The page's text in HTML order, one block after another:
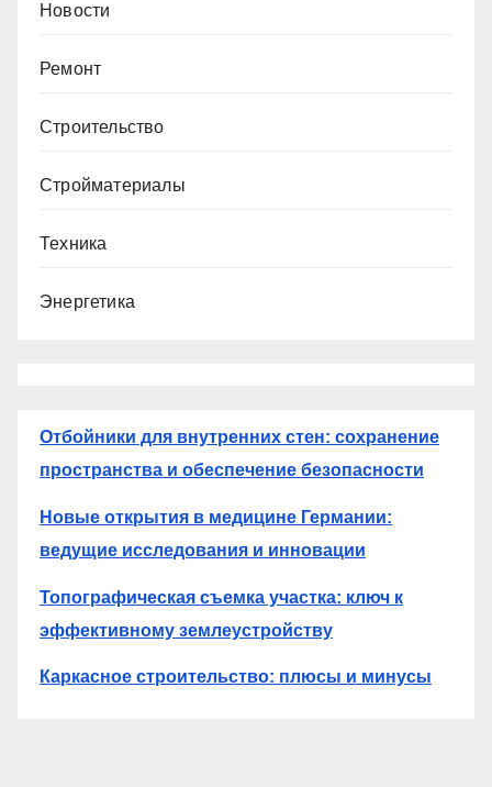
Новости
Ремонт
Строительство
Стройматериалы
Техника
Энергетика
Отбойники для внутренних стен: сохранение
пространства и обеспечение безопасности
Новые открытия в медицине Германии:
ведущие исследования и инновации
Топографическая съемка участка: ключ к
эффективному землеустройству
Каркасное строительство: плюсы и минусы